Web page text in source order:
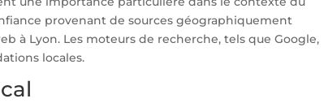
provenant de sources géographiquement
à Lyon. Les moteurs de recherche, tels que Google,
locales.